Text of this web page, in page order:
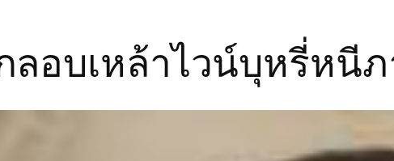
ลอบเหล้าไวน์บุหรี่หนี